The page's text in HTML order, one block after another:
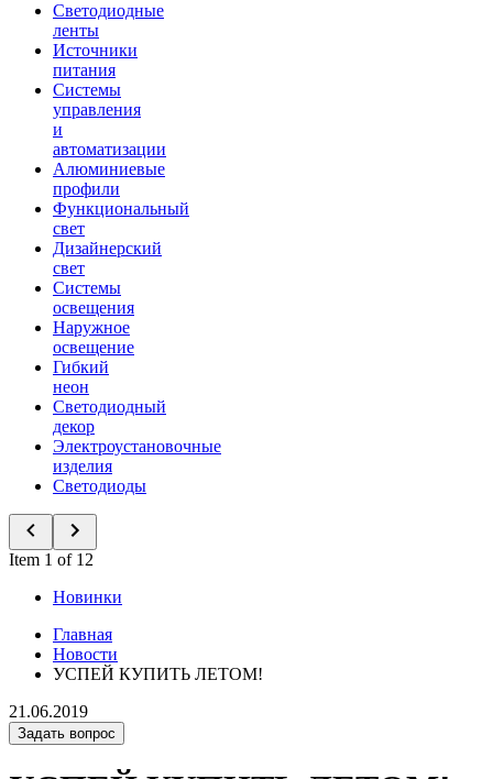
Светодиодные
ленты
Источники
питания
Системы
управления
и
автоматизации
Алюминиевые
профили
Функциональный
свет
Дизайнерский
свет
Системы
освещения
Наружное
освещение
Гибкий
неон
Светодиодный
декор
Электроустановочные
изделия
Светодиоды
Item 1 of 12
Новинки
Главная
Новости
УСПЕЙ КУПИТЬ ЛЕТОМ!
21.06.2019
Задать вопрос